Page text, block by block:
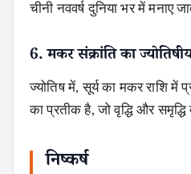
चीनी नववर्ष दुनिया भर में मनाए
6. मकर संक्रांति का
ज्योतिष में, सूर्य का मकर राशि
का प्रतीक है, जो वृद्धि और समृद्धि
निष्कर्ष